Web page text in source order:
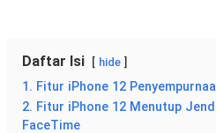
Daftar Isi hide
1. Fitur iPhone 12
2. Fitur iPhone 12 Menutup
FaceTime